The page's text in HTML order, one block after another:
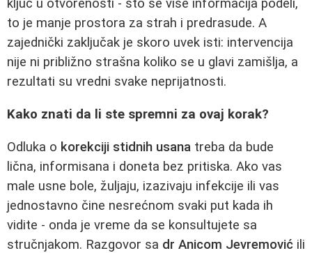
ključ u otvorenosti - što se više informacija podeli,
to je manje prostora za strah i predrasude. A
zajednički zaključak je skoro uvek isti: intervencija
nije ni približno strašna koliko se u glavi zamišlja, a
rezultati su vredni svake neprijatnosti.
Kako znati da li ste spremni za ovaj korak?
Odluka o korekciji stidnih usana treba da bude
lična, informisana i doneta bez pritiska. Ako vas
male usne bole, žuljaju, izazivaju infekcije ili vas
jednostavno čine nesrećnom svaki put kada ih
vidite - onda je vreme da se konsultujete sa
stručnjakom. Razgovor sa dr Anicom Jevremović ili